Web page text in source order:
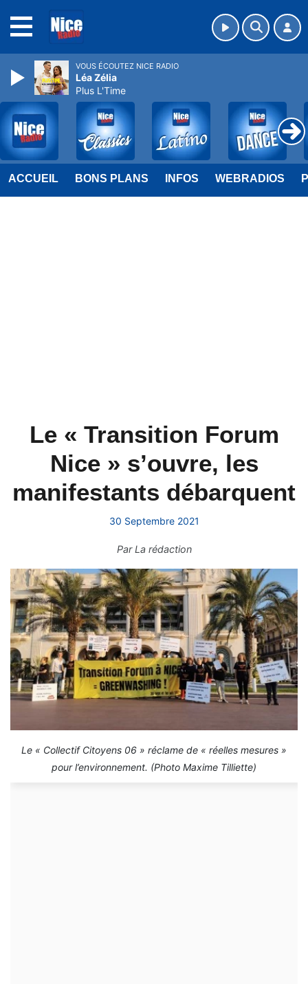
ACCUEIL BONS PLANS INFOS WEBRADIOS
Le « Transition Forum
Nice » s’ouvre, les
manifestants débarquent
30 Septembre 2021
ParLa rédaction
Le « Collectif Citoyens 06 » réclame de « réelles mesures »
pour l’environnement. (Photo Maxime Tilliette)
VOUS ÉCOUTEZ NICE RADIO
Léa Zélia
Plus L'Time